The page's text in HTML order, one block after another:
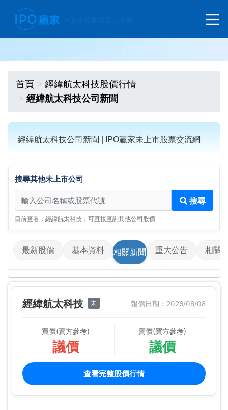
首頁
經緯航太科技股價行情
經緯航太科技公司新聞
經緯航太科技公司新聞 | IPO贏家未上市股票交流網
搜尋其他未上市公司
搜尋其他未上市公司
搜尋
目前查看：經緯航太科技，可直接查詢其他公司股價
最新股價 基本資料 相關新聞 重大公告 相關
經緯航太科技 未 報價日期：2026/08/08
買價(賣方參考)
議價
賣價(買方參考)
議價
查看完整股價行情